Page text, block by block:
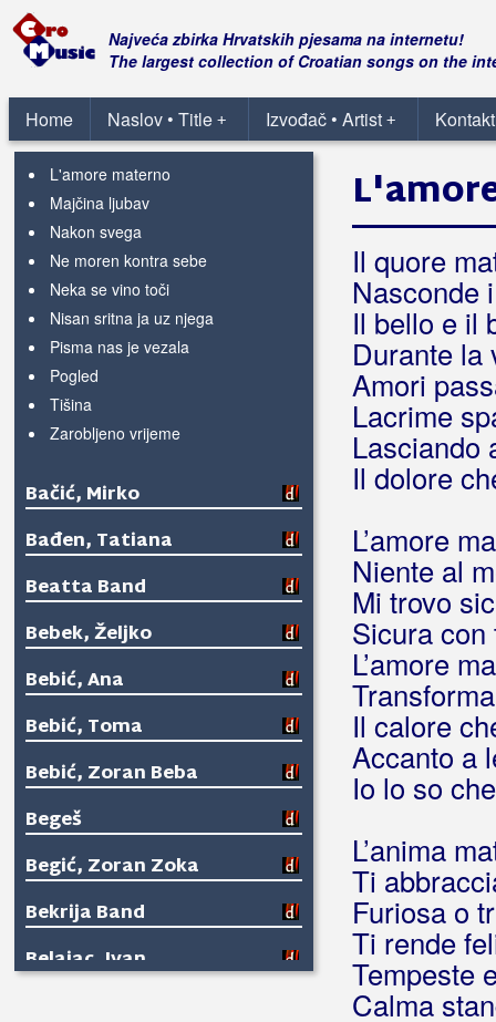
Najveća zbirka Hrvatskih pjesama na internetu!
The largest collection of Croatian songs on the
Home +
Naslov • Title +
Izvođač • Artist
Gospe od žalosti
Haljinica od satena
Kiša
Kraj
L'amore materno
Majčina ljubav
Nakon svega
Ne moren kontra sebe
Neka se vino toči
Nisan sritna ja uz njega
Pisma nas je vezala
Pogled
Tišina
Zarobljeno vrijeme
Bačić, Mirko
Bađen, Tatiana
Beatta Band
Bebek, Željko
Bebić, Ana
Bebić, Toma
Bebić, Zoran Beba
Begeš
Begić, Zoran Zoka
Bekrija Band
Belajac, Ivan
Il quore
Nasconde
Il bello e il
Durante la
Amori
Lacrime
Lasciando
Il dolore
L’amore
Niente al
Mi trovo
Sicura con
L’amore
Il calore
Accanto a
Io lo so
L’anima
Ti
Furiosa o
Ti rende
Tempeste
Calma